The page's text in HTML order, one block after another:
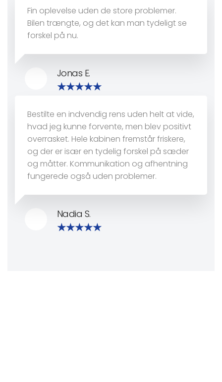
Fin oplevelse uden de store problemer.
Bilen trængte, og det kan man tydeligt se
forskel på nu.
Jonas E.
Bestilte en indvendig rens uden helt at vide,
hvad jeg kunne forvente, men blev positivt
overrasket. Hele kabinen fremstår friskere,
og der er især en tydelig forskel på sæder
og måtter. Kommunikation og afhentning
fungerede også uden problemer.
Nadia S.